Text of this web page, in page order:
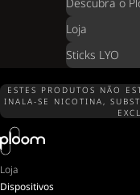
Loja
Sticks LYO
ESTES PRODUTOS NÃO
INALA-SE NICOTINA,
Loja
Dispositivos